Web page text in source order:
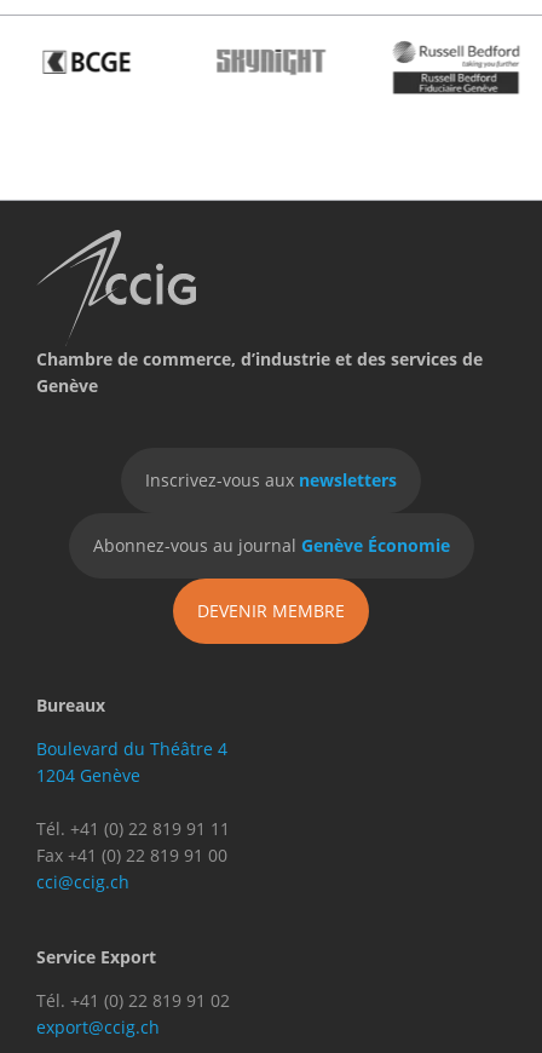
Chambre de commerce, d’industrie et des services de
Genève
Inscrivez-vous aux newsletters
Abonnez-vous au journal Genève Économie
DEVENIR MEMBRE
Bureaux
Boulevard du Théâtre 4
1204 Genève
Tél. +41 (0) 22 819 91 11
Fax +41 (0) 22 819 91 00
cci@ccig.ch
Service Export
Tél. +41 (0) 22 819 91 02
export@ccig.ch